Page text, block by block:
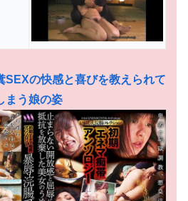
SEXの快感と喜びを教えられて
まう娘の姿